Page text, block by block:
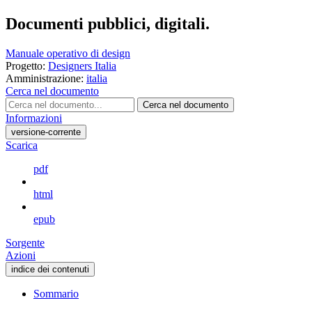
Documenti pubblici, digitali.
Manuale operativo di design
Progetto: Designers Italia
Amministrazione: italia
Cerca nel documento
Cerca nel documento
Informazioni
versione-corrente
Scarica
pdf
html
epub
Sorgente
Azioni
indice dei contenuti
Sommario